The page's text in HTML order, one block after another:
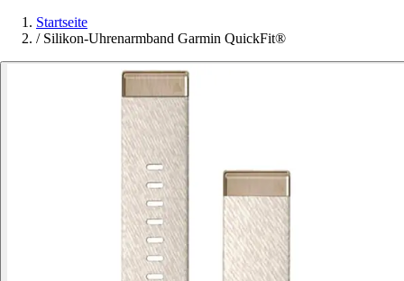
Startseite
/ Silikon-Uhrenarmband Garmin QuickFit®